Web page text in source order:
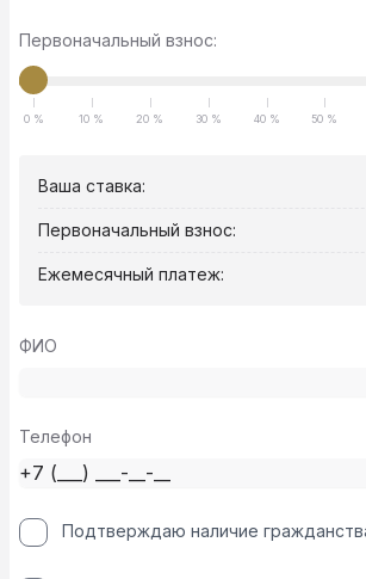
Первоначальный взнос:
0 % 10 % 20 % 30 % 40 % 50 %
Ваша ставка:
Первоначальный взнос:
Ежемесячный платеж:
ФИО
Телефон
Подтверждаю наличие